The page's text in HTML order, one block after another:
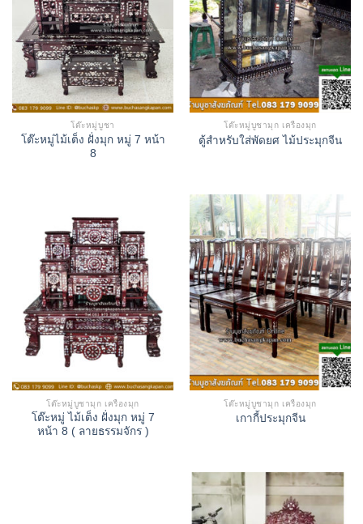
โต๊ะหมู่บูชา
โต๊ะหมู่ไม้เต็ง ฝั่งมุก หมู่ 7 หน้า
8
โต๊ะหมู่บูชามุก เครื่องมุก
ตู้สำหรับใส่พัดยศ ไม้ประมุกจีน
โต๊ะหมู่บูชามุก เครื่องมุก
โต๊ะหมู่ ไม้เต็ง ฝั่งมุก หมู่ 7
หน้า 8 ( ลายธรรมจักร )
โต๊ะหมู่บูชามุก เครื่องมุก
เกากี้ประมุกจีน